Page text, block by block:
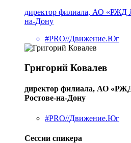
директор филиала, АО «РЖД
на-Дону
#PRO//Движение.Юг
Григорий Ковалев
директор филиала, АО
Ростове-на-Дону
#PRO//Движение.Юг
Сессии спикера